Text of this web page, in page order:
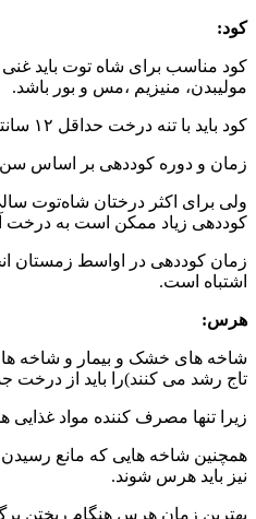
کود:
کود مناسب برای شاه توت باید غنی
مولیبدن، منیزیم ،مس و بور باشد.
کود باید با تنه درخت حداقل ۱۲ سانتیمتر فاصله داشته باشد.
زمان و دوره کوددهی بر اساس
ولی برای اکثر درختان شاه‌توت
کوددهی زیاد ممکن است به درخت
زمان کوددهی در اواسط زمستان
اشتباه است.
هرس:
شاخه های خشک و بیمار و شاخه
تاج رشد می کنند)را باید از درخت
زیرا تنها مصرف کننده مواد غذایی
همچنین شاخه هایی که مانع رسیدن
نیز باید هرس شوند.
بهترین زمان هرس هنگام ریختن